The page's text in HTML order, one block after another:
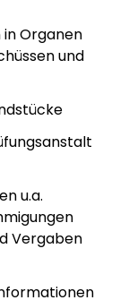
Organen
und
u.a.
Vergaben